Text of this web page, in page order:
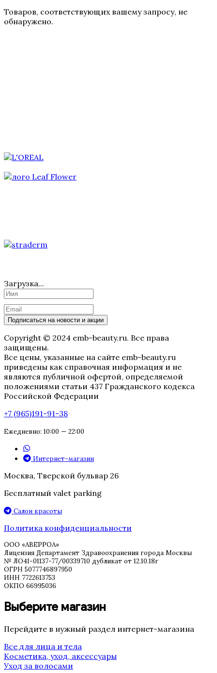
Для беременных
La MISO
Товаров, соответствующих вашему запросу, не
обнаружено.
Загрузка...
Подписаться на новости и акции
Copyright © 2024 emb-beauty.ru. Все права
защищены.
Все цены, указанные на сайте emb-beauty.ru
приведены как справочная информация и не
являются публичной офертой, определяемой
положениями статьи 437 Гражданского кодекса
Российской Федерации
+7 (965)191-91-38
Ежедневно: 10:00 — 22:00
Интернет-магазин
Москва, Тверской бульвар 26
Бесплатный valet parking
Салон красоты
Политика конфиденциальности
ООО «АВЕРРОА»
Лицензия Департамент Здравоохранения города Москвы
№ ЛО41-01137-77/00339710 дубликат от 12.10.18г
ОГРН 5077746897950
ИНН 7722613753
ОКПО 66995036
Выберите магазин
Перейдите в нужный раздел интернет-магазина
Все для лица и тела
Косметика, уход, аксессуары
Уход за волосами